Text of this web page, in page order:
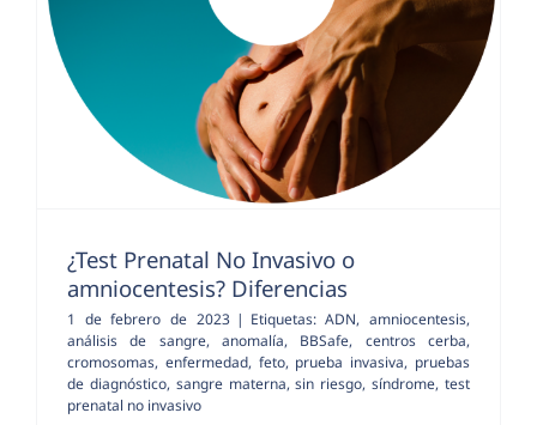
¿Test Prenatal No Invasivo o
amniocentesis? Diferencias
1 de febrero de 2023 | Etiquetas:ADN,amniocentesis,
análisis de sangre,anomalía, BBSafe, centros cerba,
cromosomas, enfermedad, feto, prueba invasiva, pruebas
de diagnóstico, sangre materna,sin riesgo,síndrome,test
prenatal no invasivo